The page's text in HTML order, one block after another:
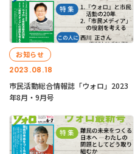
2023.08.18
お知らせ
市民活動総合情報誌「ウォロ」2023
年8月・9月号